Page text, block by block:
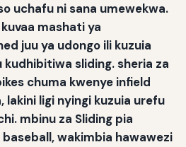
uchafu ni sana umewekwa.
mashati ya
juu ya udongo ili kuzuia
kudhibitiwa sliding. sheria za
chuma kwenye infield
ligi nyingi kuzuia urefu
mbinu za Sliding pia
wakimbia hawawezi